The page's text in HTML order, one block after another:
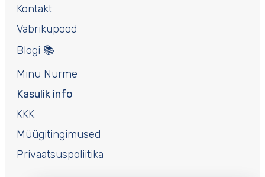
Kasulik info
KKK
Müügitingimused
Privaatsuspoliitika
Kontakt
Vabrikupood
Blogi 📚
Minu Nurme